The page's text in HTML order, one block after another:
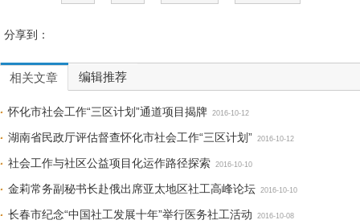
分享到：
相关文章 编辑推荐
怀化市社会工作“三区计划”通道项目揭牌 2016-10-12
湖南省民政厅评估督查怀化市社会工作“三区计划” 2016-10-12
社会工作与社区公益项目化运作路径探索 2016-10-10
金莉常务副秘书长赴俄出席亚太地区社工高峰论坛 2016-10-10
长春市纪念“中国社工发展十年”举行医务社工活动 2016-10-08